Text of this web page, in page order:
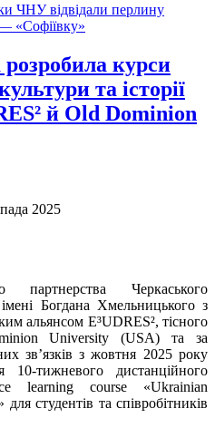
ЧНУ відвідали перлину
«Софіївку»
курси
та історії
й Old Dominion
2025
Черкаського
Богдана Хмельницького з
альянсом E³UDRES², тісного
University (USA) та за
зв’язків з жовтня 2025 року
10-тижневого дистанційного
learning course «Ukrainian
студентів та співробітників